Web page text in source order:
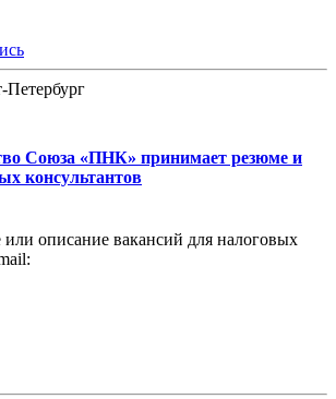
Петербург
Союза «ПНК» принимает резюме и
консультантов
описание вакансий для налоговых